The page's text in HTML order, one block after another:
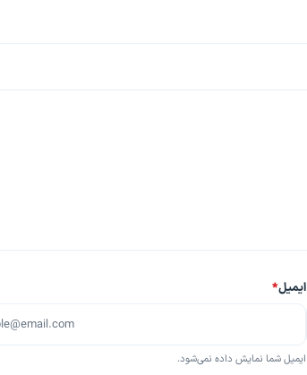
ایمیل*
ایمیل شما نمایش داده نمی‌شود.